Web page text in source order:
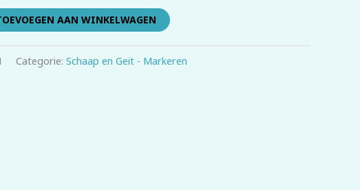
AAN WINKELWAGEN
Categorie: Schaap en Geit - Markeren